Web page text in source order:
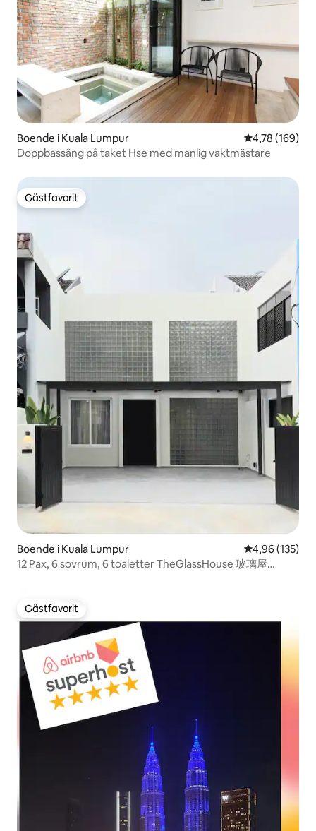
Boende i Kuala Lumpur 4,78 av 5 i
4,78 (169)
Doppbassäng på taket Hse med manlig vaktmästare
Gästfavorit
Gästfavorit
Boende i Kuala Lumpur 4,96 av 5 i
4,96 (135)
12 Pax, 6 sovrum, 6 toaletter TheGlassHouse 玻璃屋
Gästfavorit
Gästfavorit